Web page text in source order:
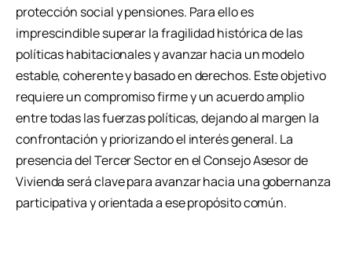
protección social y pensiones. Para ello es
imprescindible superar la fragilidad histórica de las
políticas habitacionales y avanzar hacia un modelo
estable, coherente y basado en derechos. Este objetivo
requiere un compromiso firme y un acuerdo amplio
entre todas las fuerzas políticas, dejando al margen la
confrontación y priorizando el interés general. La
presencia del Tercer Sector en el Consejo Asesor de
Vivienda será clave para avanzar hacia una gobernanza
participativa y orientada a ese propósito común.